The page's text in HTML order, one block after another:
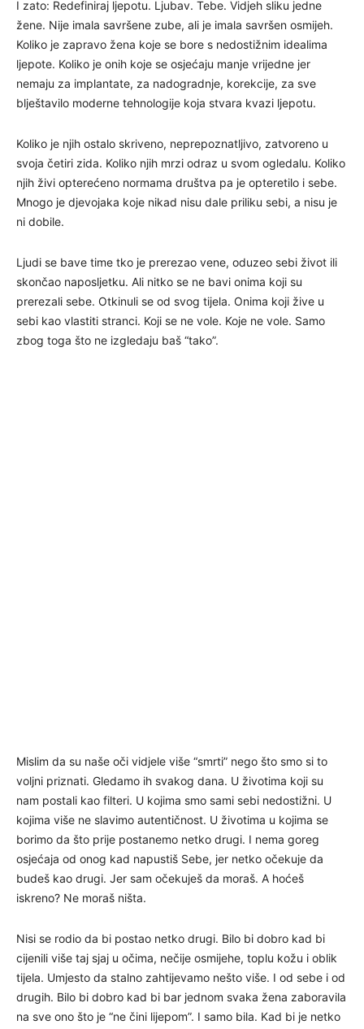
I zato: Redefiniraj ljepotu. Ljubav. Tebe. Vidjeh sliku jedne
žene. Nije imala savršene zube, ali je imala savršen osmijeh.
Koliko je zapravo žena koje se bore s nedostižnim idealima
ljepote. Koliko je onih koje se osjećaju manje vrijedne jer
nemaju za implantate, za nadogradnje, korekcije, za sve
blještavilo moderne tehnologije koja stvara kvazi ljepotu.
Koliko je njih ostalo skriveno, neprepoznatljivo, zatvoreno u
svoja četiri zida. Koliko njih mrzi odraz u svom ogledalu. Koliko
njih živi opterećeno normama društva pa je opteretilo i sebe.
Mnogo je djevojaka koje nikad nisu dale priliku sebi, a nisu je
ni dobile.
Ljudi se bave time tko je prerezao vene, oduzeo sebi život ili
skončao naposljetku. Ali nitko se ne bavi onima koji su
prerezali sebe. Otkinuli se od svog tijela. Onima koji žive u
sebi kao vlastiti stranci. Koji se ne vole. Koje ne vole. Samo
zbog toga što ne izgledaju baš “tako”.
Mislim da su naše oči vidjele više “smrti” nego što smo si to
voljni priznati. Gledamo ih svakog dana. U životima koji su
nam postali kao filteri. U kojima smo sami sebi nedostižni. U
kojima više ne slavimo autentičnost. U životima u kojima se
borimo da što prije postanemo netko drugi. I nema goreg
osjećaja od onog kad napustiš Sebe, jer netko očekuje da
budeš kao drugi. Jer sam očekuješ da moraš. A hoćeš
iskreno? Ne moraš ništa.
Nisi se rodio da bi postao netko drugi. Bilo bi dobro kad bi
cijenili više taj sjaj u očima, nečije osmijehe, toplu kožu i oblik
tijela. Umjesto da stalno zahtijevamo nešto više. I od sebe i od
drugih. Bilo bi dobro kad bi bar jednom svaka žena zaboravila
na sve ono što je “ne čini lijepom”. I samo bila. Kad bi je netko